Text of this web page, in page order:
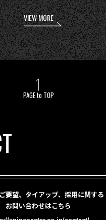
VIEW MORE
PAGE to TOP
要望、タイアップ、採用に関する
お問い合わせはこちら